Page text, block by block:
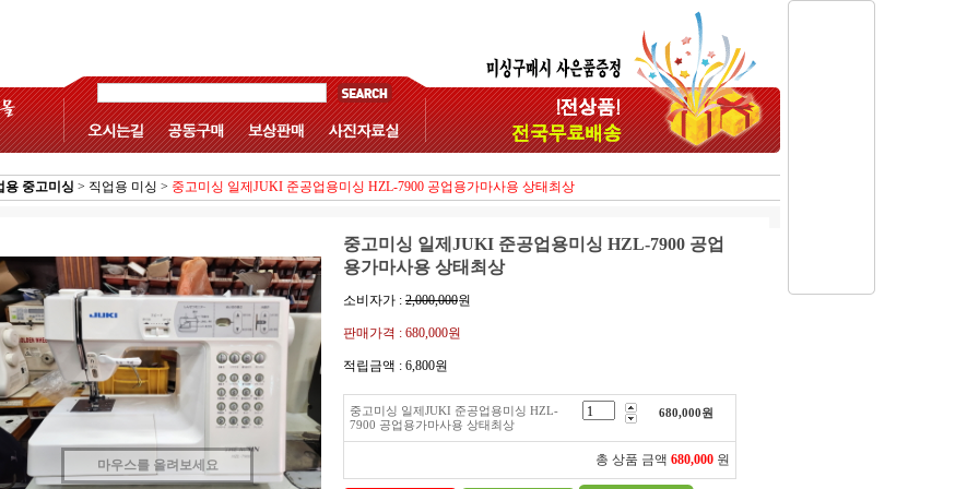
용 중고미싱 > 직업용 미싱 > 중고미싱 일제JUKI 준공업용미싱 HZL-7900 공업용가마사용 상태최상
마우스를 올려보세요
중고미싱 일제JUKI 준공업용미싱 HZL-7900 공업
용가마사용 상태최상
소비자가 : 2,000,000원
판매가격 : 680,000원
적립금액 : 6,800원
중고미싱 일제JUKI 준공업용미싱 HZL-
7900 공업용가마사용 상태최상
680,000원
총 상품 금액 680,000 원